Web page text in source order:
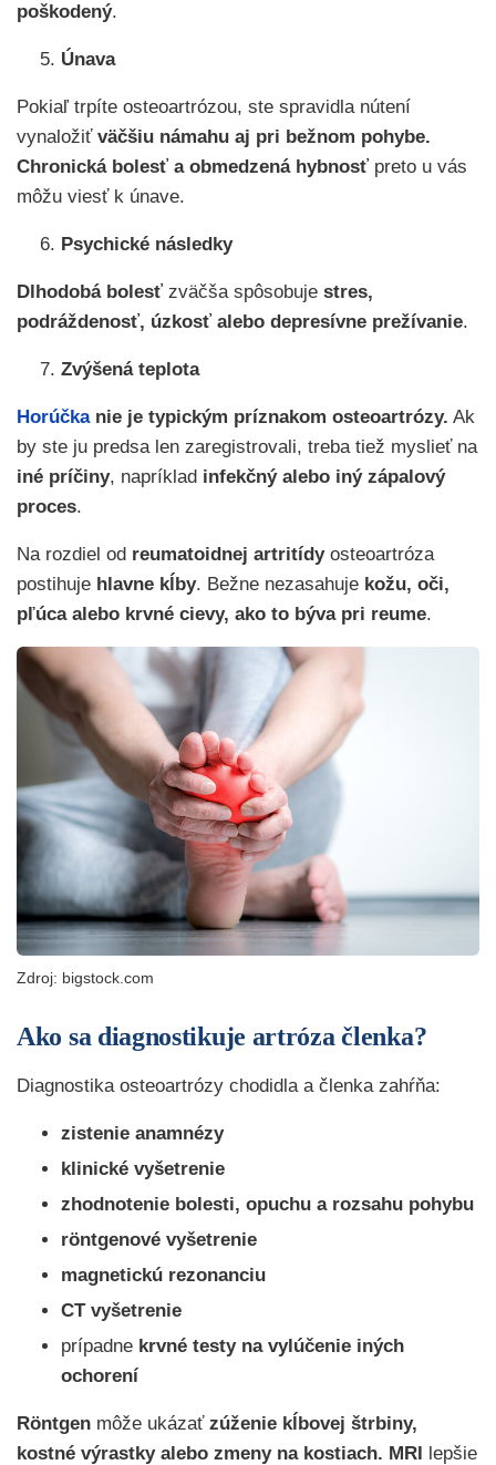
poškodený.
Únava
Pokiaľ trpíte osteoartrózou, ste spravidla nútení
vynaložiť väčšiu námahu aj pri bežnom pohybe.
Chronická bolesť a obmedzená hybnosť preto u vás
môžu viesť k únave.
Psychické následky
Dlhodobá bolesť zväčša spôsobuje stres,
podráždenosť, úzkosť alebo depresívne prežívanie.
Zvýšená teplota
Horúčka nie je typickým príznakom osteoartrózy. Ak
by ste ju predsa len zaregistrovali, treba tiež myslieť na
iné príčiny, napríklad infekčný alebo iný zápalový
proces.
Na rozdiel od reumatoidnej artritídyosteoartróza
postihuje hlavne kĺby. Bežne nezasahuje kožu, oči,
pľúca alebo krvné cievy, ako to býva pri reume.
Zdroj: bigstock.com
Ako sa diagnostikuje artróza členka?
Diagnostika osteoartrózy chodidla a členka zahŕňa:
zistenie anamnézy
klinické vyšetrenie
zhodnotenie bolesti, opuchu a rozsahu pohybu
röntgenové vyšetrenie
magnetickú rezonanciu
CT vyšetrenie
prípadne krvné testy na vylúčenie iných
ochorení
Röntgen môže ukázať zúženie kĺbovej štrbiny,
kostné výrastky alebo zmeny na kostiach. MRI lepšie